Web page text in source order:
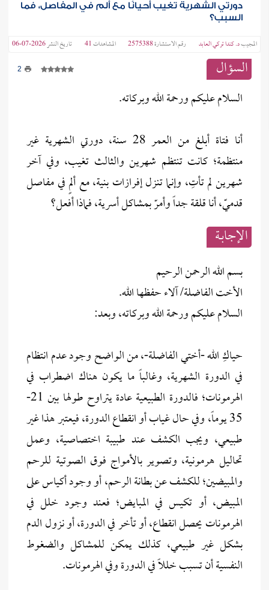
دورتي الشهرية تغيب أحيانًا مع ألم في المفاصل، فما
السبب؟
المجيبد. كندا تركي العابد رقم الاستشارة2575388 المشاهدات41 تاريخ النشر2026-07-06
السؤال 2
السلام عليكم ورحمة الله وبركاته.
أنا فتاة أبلغ من العمر 28 سنة، دورتي الشهرية غير
منتظمة؛ كانت تنتظم شهرين والثالث تغيب، وفي آخر
شهرين لم تأتِ، وإنما تنزل إفرازات بنية، مع ألمٍ في مفاصل
قدميّ، أنا قلقة جداً وأمرّ بمشاكل أسرية، فماذا أفعل؟
الإجابــة
بسم الله الرحمن الرحيم
الأخت الفاضلة/ آلاء حفظها الله.
السلام عليكم ورحمة الله وبركاته، وبعد:
حياكِ الله -أختي الفاضلة-، من الواضح وجود عدم انتظام
في الدورة الشهرية، وغالباً ما يكون هناك اضطراب في
الهرمونات؛ فالدورة الطبيعية عادة يتراوح طولها بين 21-
35 يوماً، وفي حال غياب أو انقطاع الدورة، فيعتبر هذا غير
طبيعي، ويجب الكشف عند طبيبة اختصاصية، وعمل
تحاليل هرمونية، وتصوير بالأمواج فوق الصوتية للرحم
والمبيضين؛ للكشف عن بطانة الرحم، أو وجود أكياس على
المبيض، أو تكيس في المبايض؛ فعند وجود خلل في
الهرمونات يحصل انقطاع، أو تأخر في الدورة، أو نزول الدم
بشكل غير طبيعي، كذلك يمكن للمشاكل والضغوط
النفسية أن تسبب خللاً في الدورة وفي الهرمونات.